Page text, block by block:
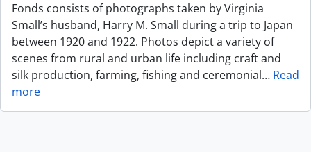
Fonds consists of photographs taken by Virginia
Small’s husband, Harry M. Small during a trip to Japan
between 1920 and 1922. Photos depict a variety of
scenes from rural and urban life including craft and
silk production, farming, fishing and ceremonial… Read
more